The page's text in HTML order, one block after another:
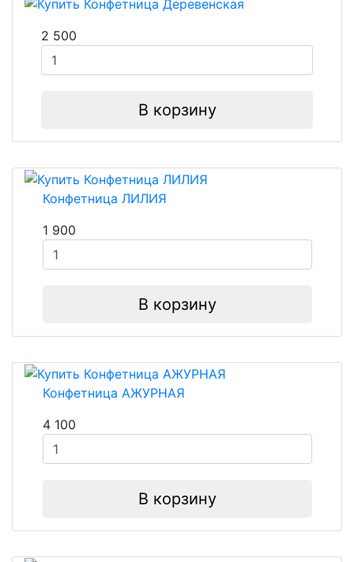
2 500
В корзину
Конфетница ЛИЛИЯ
1 900
В корзину
Конфетница АЖУРНАЯ
4 100
В корзину